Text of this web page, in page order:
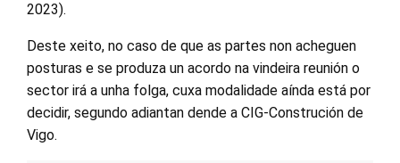
2023).
Deste xeito, no caso de que as partes non acheguen
posturas e se produza un acordo na vindeira reunión o
sector irá a unha folga, cuxa modalidade aínda está por
decidir, segundo adiantan dende a CIG-Construción de
Vigo.